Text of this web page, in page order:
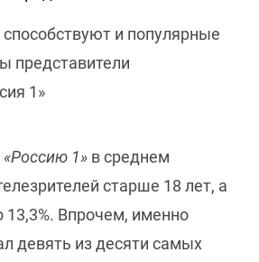
способствуют и популярные
представители
1»
«Россию 1» в среднем
старше 18 лет, а
13,3%. Впрочем, именно
девять из десяти самых